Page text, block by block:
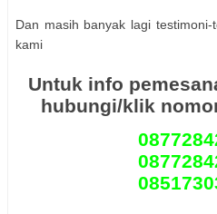
Dan masih banyak lagi
kami
Untuk info
hubungi/klik